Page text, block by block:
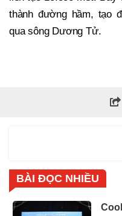
thành đường hầm, tạo
qua sông Dương Tử.
BÀI ĐỌC NHIỀU